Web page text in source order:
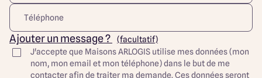
notre site Internet. Visuel d'illustration. Le modèle est
totalement adaptable à vos envies et besoins et
personnalisable grâce à de nombreuses options de
finition. Nous consulter pour plus d’informations. Le prix
affiché comprend le coût du terrain et de la construction
hors frais de notaire et taxes. Les annonces de terrains
Ajouter un message ?
(facultatif)
J'accepte que Maisons ARLOGIS utilise mes données (mon
nom, mon email et mon téléphone) dans le but de me
contacter afin de traiter ma demande. Ces données seront